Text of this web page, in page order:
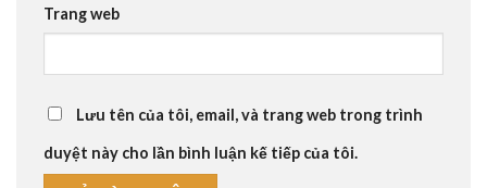
Trang web
Lưu tên của tôi, email, và trang web trong trình
duyệt này cho lần bình luận kế tiếp của tôi.